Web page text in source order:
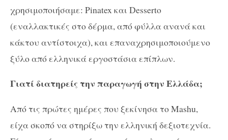
χρησιμοποιήσαμε: Pinatex και Desserto
(εναλλακτικές στο δέρμα, από φύλλα ανανά και
κάκτου αντίστοιχα), και επαναχρησιμοποιούμενο
ξύλο από ελληνικά εργοστάσια επίπλων.
Γιατί διατηρείς την παραγωγή στην Ελλάδα;
Από τις πρώτες ημέρες που ξεκίνησα το Mashu,
είχα σκοπό να στηρίξω την ελληνική δεξιοτεχνία.